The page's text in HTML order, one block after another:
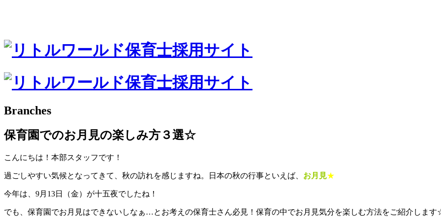
Branches
保育園でのお月見の楽しみ方３選☆
こんにちは！本部スタッフです！
過ごしやすい気候となってきて、秋の訪れを感じますね。日本の秋の行事といえば、 お月見★
今年は、9月13日（金）が十五夜でしたね！
でも、保育園でお月見はできないしなぁ…とお考えの保育士さん必見！保育の中でお月見気分を楽しむ方法をご紹介しま